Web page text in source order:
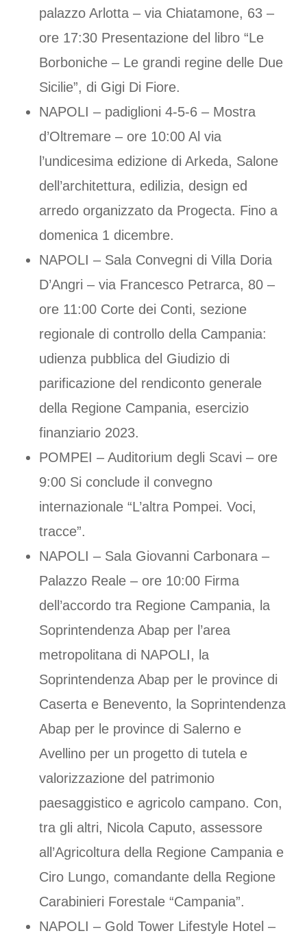
palazzo Arlotta – via Chiatamone, 63 –
ore 17:30 Presentazione del libro “Le
Borboniche – Le grandi regine delle Due
Sicilie”, di Gigi Di Fiore.
NAPOLI – padiglioni 4-5-6 – Mostra
d’Oltremare – ore 10:00 Al via
l’undicesima edizione di Arkeda, Salone
dell’architettura, edilizia, design ed
arredo organizzato da Progecta. Fino a
domenica 1 dicembre.
NAPOLI – Sala Convegni di Villa Doria
D’Angri – via Francesco Petrarca, 80 –
ore 11:00 Corte dei Conti, sezione
regionale di controllo della Campania:
udienza pubblica del Giudizio di
parificazione del rendiconto generale
della Regione Campania, esercizio
finanziario 2023.
POMPEI – Auditorium degli Scavi – ore
9:00 Si conclude il convegno
internazionale “L’altra Pompei. Voci,
tracce”.
NAPOLI – Sala Giovanni Carbonara –
Palazzo Reale – ore 10:00 Firma
dell’accordo tra Regione Campania, la
Soprintendenza Abap per l’area
metropolitana di NAPOLI, la
Soprintendenza Abap per le province di
Caserta e Benevento, la Soprintendenza
Abap per le province di Salerno e
Avellino per un progetto di tutela e
valorizzazione del patrimonio
paesaggistico e agricolo campano. Con,
tra gli altri, Nicola Caputo, assessore
all’Agricoltura della Regione Campania e
Ciro Lungo, comandante della Regione
Carabinieri Forestale “Campania”.
NAPOLI – Gold Tower Lifestyle Hotel –